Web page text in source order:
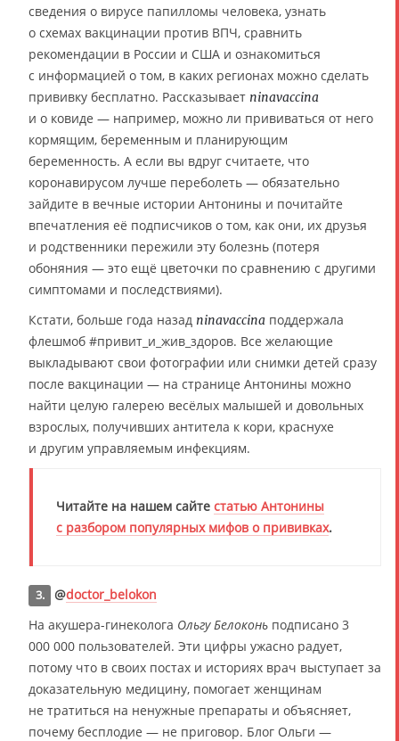
сведения о вирусе папилломы человека, узнать
о схемах вакцинации против ВПЧ, сравнить
рекомендации в России и США и ознакомиться
с информацией о том, в каких регионах можно сделать
прививку бесплатно. Рассказывает ninavaccina
и о ковиде — например, можно ли прививаться от него
кормящим, беременным и планирующим
беременность. А если вы вдруг считаете, что
коронавирусом лучше переболеть — обязательно
зайдите в вечные истории Антонины и почитайте
впечатления её подписчиков о том, как они, их друзья
и родственники пережили эту болезнь (потеря
обоняния — это ещё цветочки по сравнению с другими
симптомами и последствиями).
Кстати, больше года назад ninavaccina поддержала
флешмоб #привит_и_жив_здоров. Все желающие
выкладывают свои фотографии или снимки детей сразу
после вакцинации — на странице Антонины можно
найти целую галерею весёлых малышей и довольных
взрослых, получивших антитела к кори, краснухе
и другим управляемым инфекциям.
Читайте на нашем сайте статью Антонины
с разбором популярных мифов о прививках.
3. @doctor_belokon
На акушера-гинеколога Ольгу Белоконь подписано 3
000 000 пользователей. Эти цифры ужасно радует,
потому что в своих постах и историях врач выступает за
доказательную медицину, помогает женщинам
не тратиться на ненужные препараты и объясняет,
почему бесплодие — не приговор. Блог Ольги —